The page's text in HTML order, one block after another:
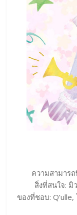
ความสามาร
สิ่งที่สนใจ: มิ
ของที่ชอบ: